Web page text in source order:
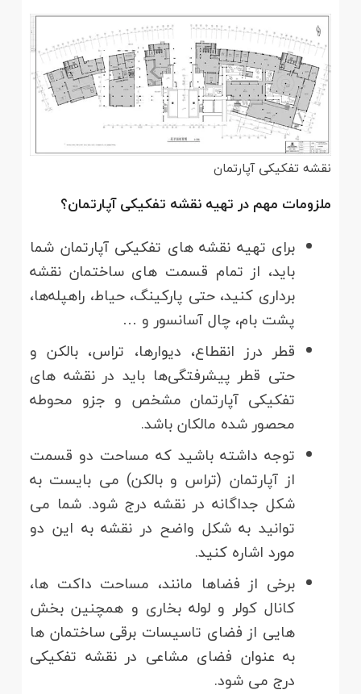
نقشه تفکیکی آپارتمان
ملزومات مهم در تهیه نقشه تفکیکی آپارتمان؟
برای تهیه نقشه های تفکیکی آپارتمان شما
باید، از تمام قسمت های ساختمان نقشه
برداری کنید، حتی پارکینگ، حیاط، راهپله‌ها،
پشت بام، چال آسانسور و …
قطر درز انقطاع، دیوارها، تراس، بالکن و
حتی قطر پیشرفتگی‌ها باید در نقشه های
تفکیکی آپارتمان مشخص و جزو محوطه
محصور شده مالکان باشد.
توجه داشته باشید که مساحت دو قسمت
از آپارتمان (تراس و بالکن) می بایست به
شکل جداگانه در نقشه درج شود. شما می
توانید به شکل واضح در نقشه به این دو
مورد اشاره کنید.
برخی از فضاها مانند، مساحت داکت ها،
کانال کولر و لوله بخاری و همچنین بخش
هایی از فضای تاسیسات برقی ساختمان ها
به عنوان فضای مشاعی در نقشه تفکیکی
درج می شود.